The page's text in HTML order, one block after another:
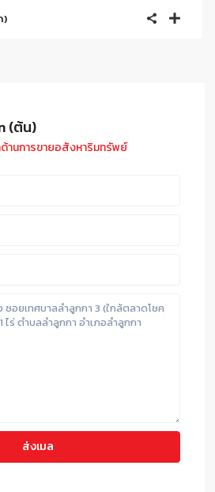
)
(ต้น)
านการขายอสังหาริมทรัพย์